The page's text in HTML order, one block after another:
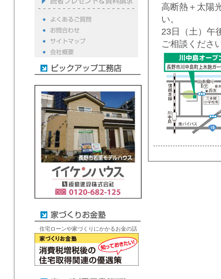
住宅ローンや家づくりにかかるお金の話
高断熱＋太陽
い。
23日（土）午
ご相談くださ